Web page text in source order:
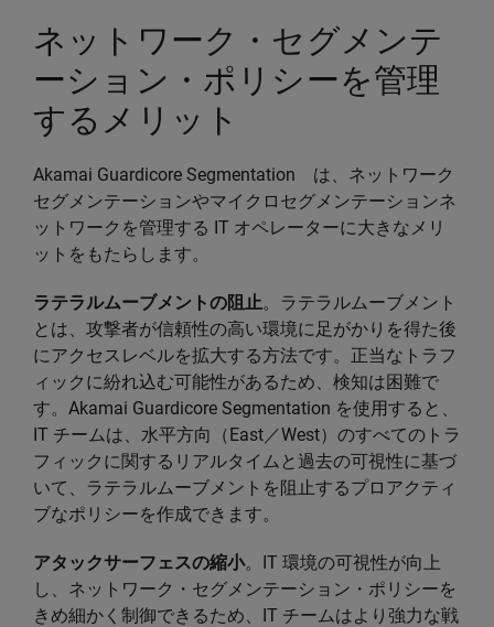
ネットワーク・セグメンテ
ーション・ポリシーを管理
するメリット
Akamai Guardicore Segmentation は、ネットワーク
セグメンテーションやマイクロセグメンテーションネ
ットワークを管理する IT オペレーターに大きなメリ
ットをもたらします。
ラテラルムーブメントの阻止。ラテラルムーブメント
とは、攻撃者が信頼性の高い環境に足がかりを得た後
にアクセスレベルを拡大する方法です。正当なトラフ
ィックに紛れ込む可能性があるため、検知は困難で
す。Akamai Guardicore Segmentation を使用すると、
IT チームは、水平方向（East／West）のすべてのトラ
フィックに関するリアルタイムと過去の可視性に基づ
いて、ラテラルムーブメントを阻止するプロアクティ
ブなポリシーを作成できます。
アタックサーフェスの縮小。IT 環境の可視性が向上
し、ネットワーク・セグメンテーション・ポリシーを
きめ細かく制御できるため、IT チームはより強力な戦